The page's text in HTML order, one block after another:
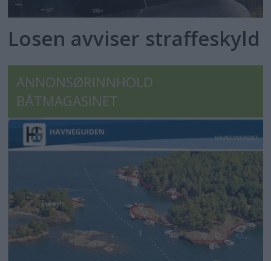
Losen avviser straffeskyld
ANNONSØRINNHOLD
BÅTMAGASINET